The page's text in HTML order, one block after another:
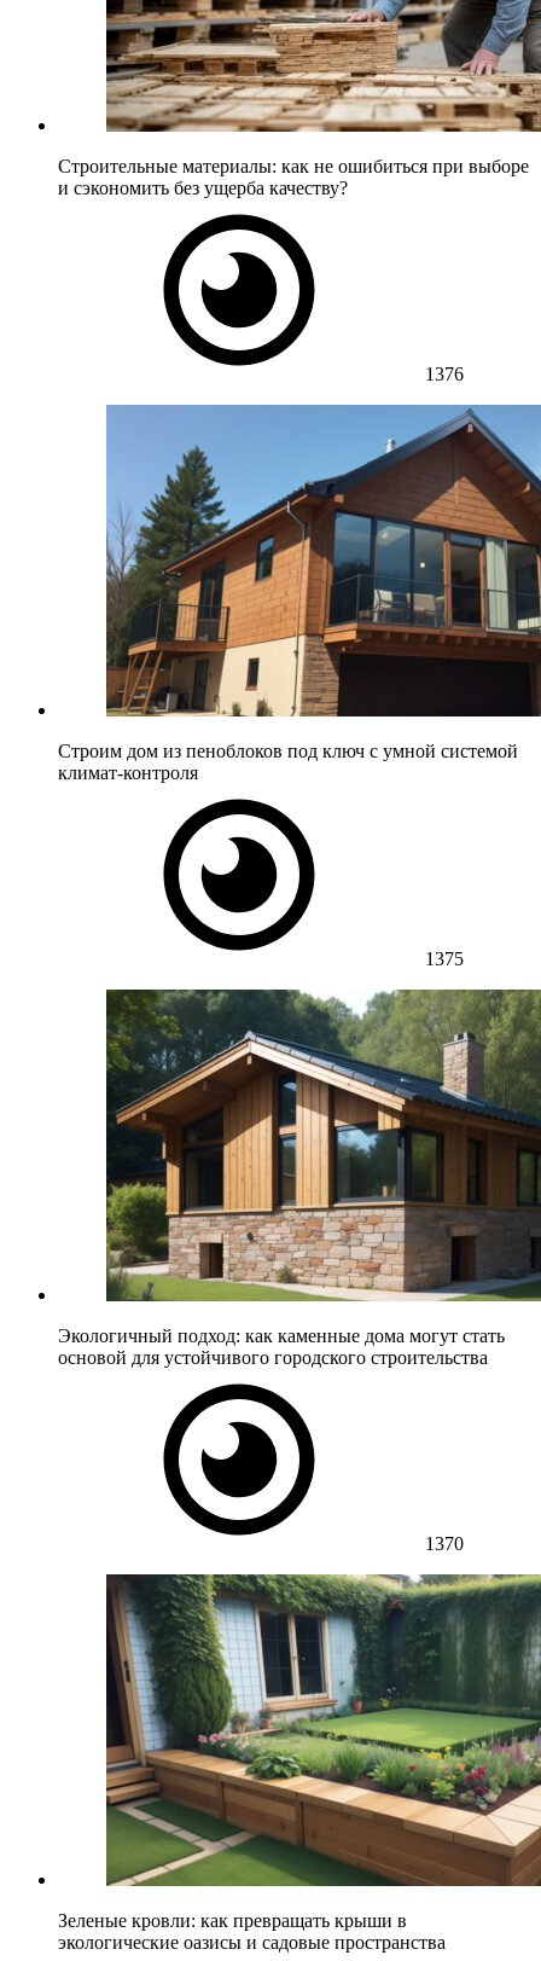
Строительные материалы: как не ошибиться при выборе
и сэкономить без ущерба качеству?
1376
Строим дом из пеноблоков под ключ с умной системой
климат-контроля
1375
Экологичный подход: как каменные дома могут стать
основой для устойчивого городского строительства
1370
Зеленые кровли: как превращать крыши в
экологические оазисы и садовые пространства